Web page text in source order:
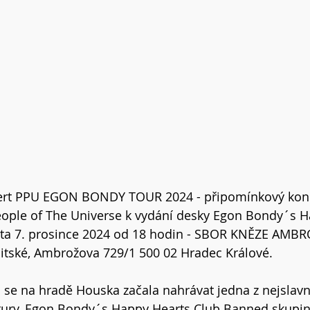
PPU EGON BONDY TOUR 2024 - připomínkový
of The Universe k vydání desky Egon Bondy´s
7. prosince 2024 od 18 hodin - SBOR KNĚZE
Ambrožova 729/1 500 02 Hradec Králové.
na hradě Houska začala nahrávat jedna z